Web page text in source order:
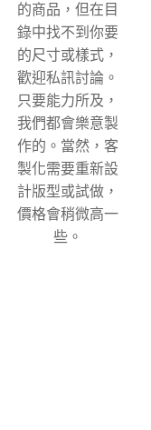
的商品，但在目
錄中找不到你要
的尺寸或樣式，
歡迎私訊討論。
只要能力所及，
我們都會樂意製
作的。當然，客
製化需要重新設
計版型或試做，
價格會稍微高一
些。